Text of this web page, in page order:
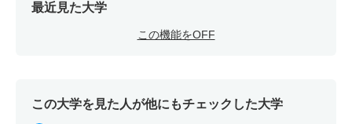
最近見た大学
この機能をOFF
この大学を見た人が他にもチェックした大学